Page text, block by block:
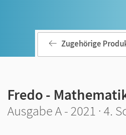
Zugehörige
Fredo -
Ausgabe A - 2021 · 4.